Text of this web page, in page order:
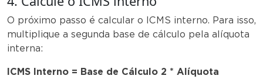
O próximo passo é calcular o ICMS interno. Para isso,
multiplique a segunda base de cálculo pela alíquota
interna:
ICMS Interno = Base de Cálculo 2 * Alíquota